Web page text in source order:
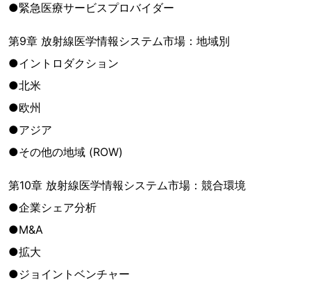
●緊急医療サービスプロバイダー
第9章 放射線医学情報システム市場：地域別
●イントロダクション
●北米
●欧州
●アジア
●その他の地域 (ROW)
第10章 放射線医学情報システム市場：競合環境
●企業シェア分析
●M&A
●拡大
●ジョイントベンチャー